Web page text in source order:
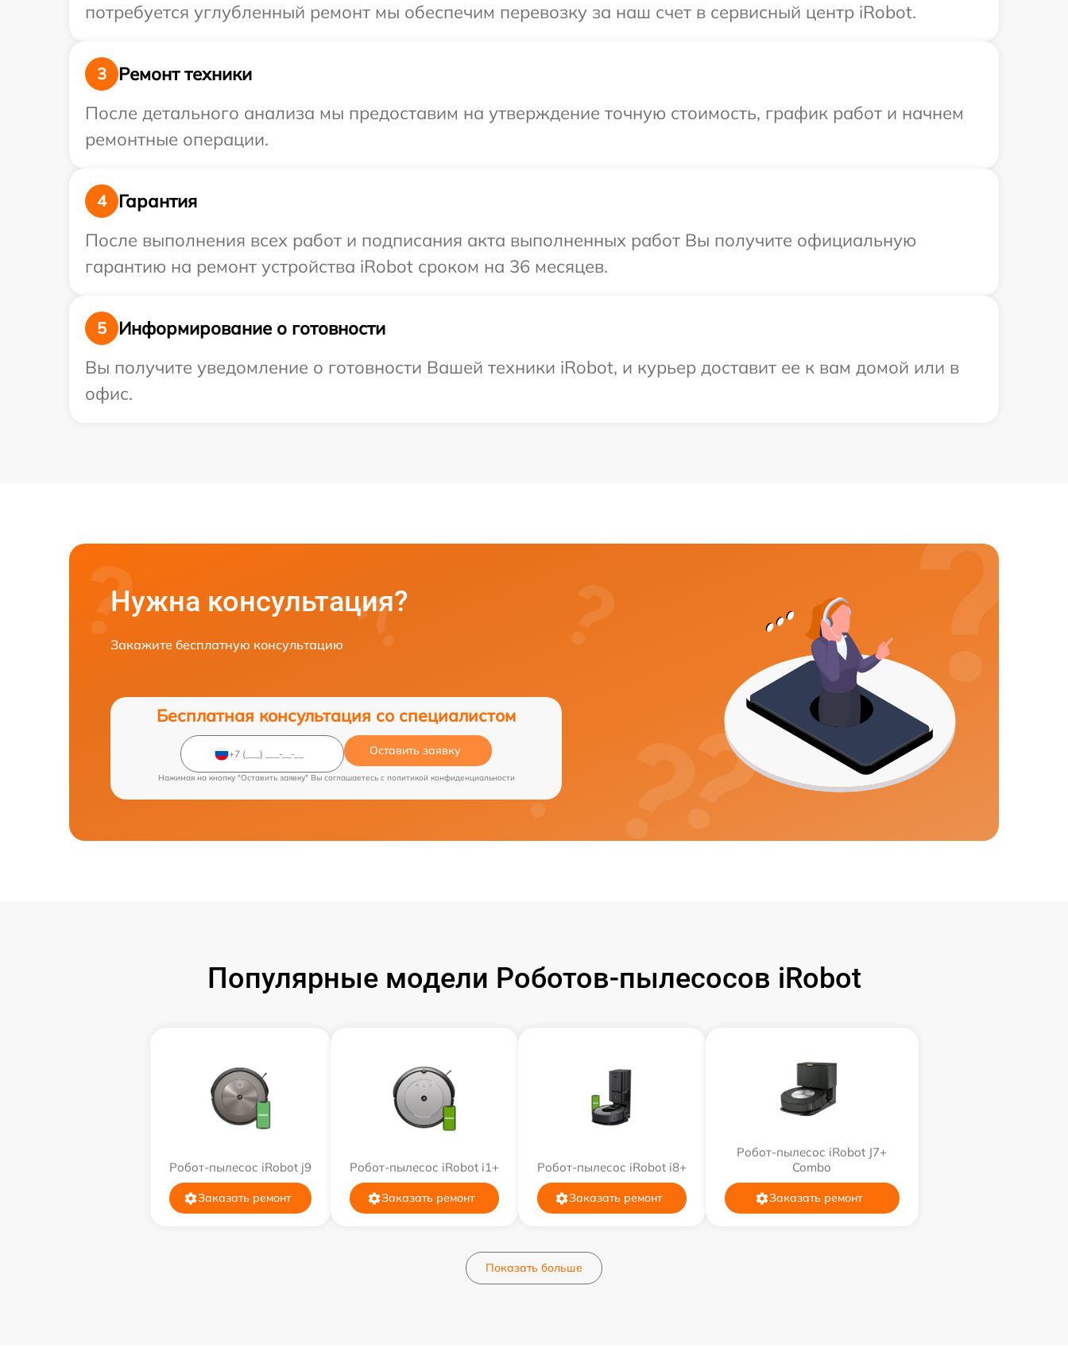
потребуется углубленный ремонт мы обеспечим перевозку за наш счет в сервисный центр iRobot.
3
Ремонт техники
После детального анализа мы предоставим на утверждение точную стоимость, график работ и начнем
ремонтные операции.
4
Гарантия
После выполнения всех работ и подписания акта выполненных работ Вы получите официальную
гарантию на ремонт устройства iRobot сроком на 36 месяцев.
5
Информирование о готовности
Вы получите уведомление о готовности Вашей техники iRobot, и курьер доставит ее к вам домой или в
офис.
Нужна консультация?
Закажите бесплатную консультацию
Бесплатная консультация со специалистом
Оставить заявку
Нажимая на кнопку "Оставить заявку" Вы соглашаетесь c политикой конфиденциальности
Популярные модели Роботов-пылесосов iRobot
Робот-пылесос iRobot j9
Заказать ремонт
Робот-пылесос iRobot i1+
Заказать ремонт
Робот-пылесос iRobot i8+
Заказать ремонт
Робот-пылесос iRobot J7+
Combo
Заказать ремонт
Показать больше